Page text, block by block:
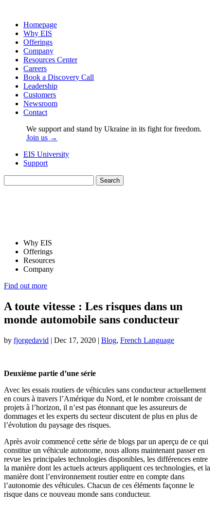
Homepage
Why EIS
Offerings
Company
Resources Center
Careers
Book a Discovery Call
Leadership
Customers
Newsroom
Contact
We support and stand by Ukraine in its fight for freedom.
Join us →
EIS University
Support
for:
Why EIS
Offerings
Resources
Company
Find out more
A toute vitesse : Les risques dans un
monde automobile sans conducteur
by fjorgedavid | Dec 17, 2020 | Blog, French Language
Deuxième partie d’une série
Avec les essais routiers de véhicules sans conducteur actuellement
en cours à travers l’Amérique du Nord, et le nombre croissant de
projets à l’horizon, il n’est pas étonnant que les assureurs de
dommages et les experts du secteur discutent de plus en plus de
l’évolution du paysage des risques.
Après avoir commencé cette série de blogs par un aperçu de ce qui
constitue un véhicule autonome, nous allons maintenant passer en
revue les principales technologies disponibles, les différences entre
la manière dont les actuels acteurs appliquent ces technologies, et la
manière dont l’environnement routier entre en compte dans
l’autonomie des véhicules. Chacun de ces éléments façonne le
risque dans ce nouveau monde sans conducteur.